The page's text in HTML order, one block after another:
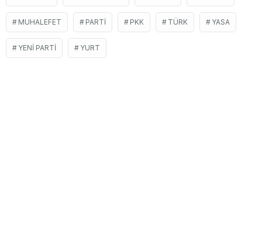
MUHALEFET PARTI PKK TÜRK YASA
YENI PARTI YURT